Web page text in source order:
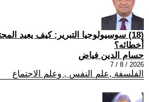
(18) سوسيولوجيا التبرير: كيف يعيد
أخطائه؟
حسام الدين فياض
2026 / 8 / 7
الفلسفة ,علم النفس , وعلم الاجتماع